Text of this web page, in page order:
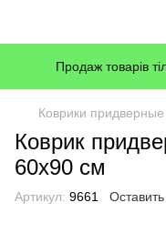
Продаж товарів
Коврики придверные
Коврик
60x90 см
Артикул: 9661